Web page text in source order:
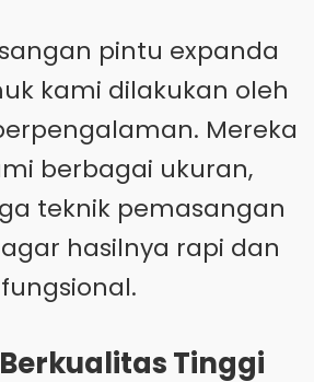
pintu expanda
kami dilakukan oleh
Mereka
berbagai ukuran,
teknik pemasangan
hasilnya rapi dan
fungsional.
Tinggi